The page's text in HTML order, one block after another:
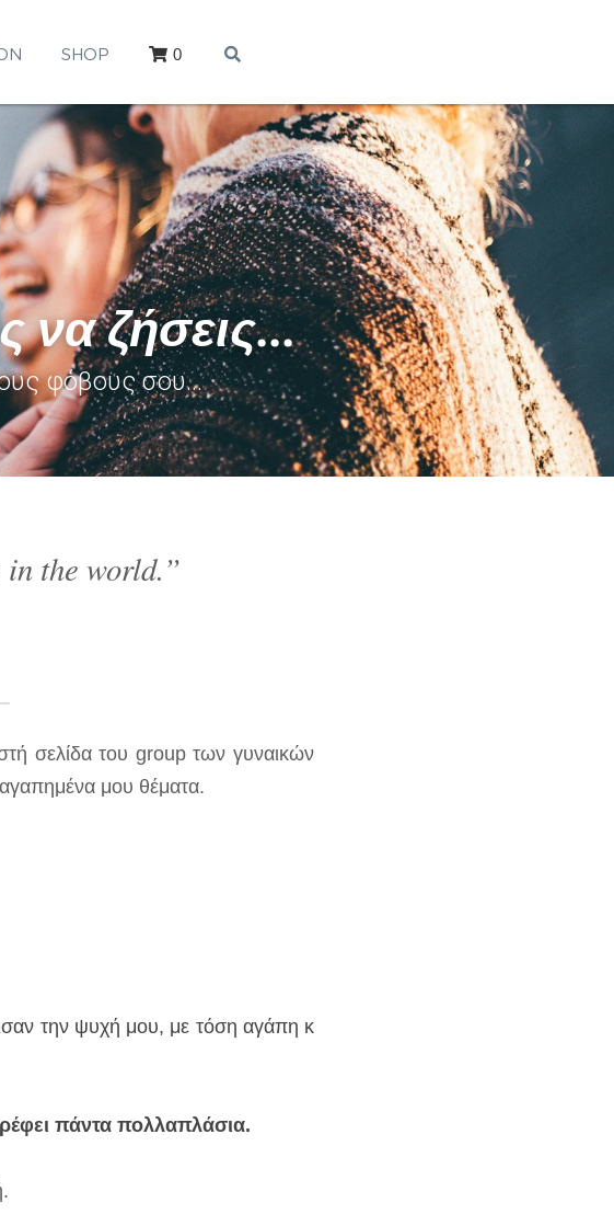
SHOP 0
να ζήσεις...
φόβους σου...
in the world.”
σελίδα του group των γυναικών
μου θέματα.
την ψυχή μου, με τόση αγάπη κ
πάντα πολλαπλάσια.